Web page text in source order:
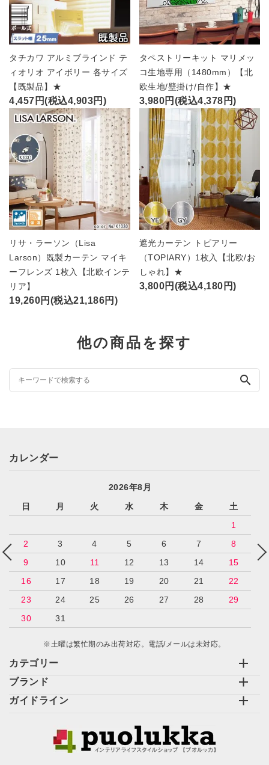
タチカワ アルミブラインド テ
ィオリオ アイボリー 各サイズ
【既製品】★
4,457円(税込4,903円)
タペストリーキット マリメッ
コ生地専用（1480mm）【北
欧生地/壁掛け/自作】★
3,980円(税込4,378円)
リサ・ラーソン（Lisa
Larson）既製カーテン マイキ
ーフレンズ 1枚入【北欧インテ
リア】
19,260円(税込21,186円)
遮光カーテン トピアリー
（TOPIARY）1枚入【北欧/お
しゃれ】★
3,800円(税込4,180円)
他の商品を探す
search
カテゴリー
ブランド
ガイドライン
カレンダー
2026年8月
日
月 火 水 木 金
土
1
2
3 4 5 6 7
8
9
10 11 12 13 14
15
16
17 18 19 20 21
22
23
24 25 26 27 28
29
30
31
※土曜は繁忙期のみ出荷対応。電話/メールは未対応。